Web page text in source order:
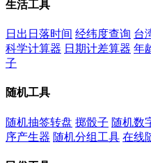
生活工具
日出日落时间 经纬度查询 台
科学计算器 日期计差算器 年
子
随机工具
随机抽签转盘 掷骰子 随机数
序产生器 随机分组工具 在线